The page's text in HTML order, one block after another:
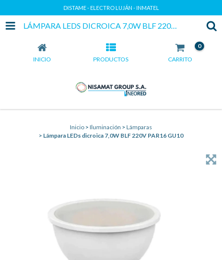
DISTAME - ELECTRO LUJÁN - INMATEL
LÁMPARA LEDS DICROICA 7,0W BLF 220V PAR16 GU10
INICIO PRODUCTOS CARRITO
0
Inicio > Iluminación > Lámparas
> Lámpara LEDs dicroica 7,0W BLF 220V PAR16 GU10